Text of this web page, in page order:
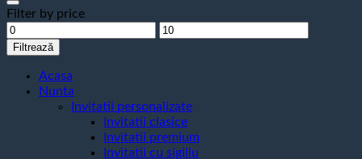
Filter by price
Preț
minim
Preț
Filtrează
Acasa
Nunta
Invitatii personalizate
Invitatii clasice
Invitatii premium
Invitatii cu sigiliu